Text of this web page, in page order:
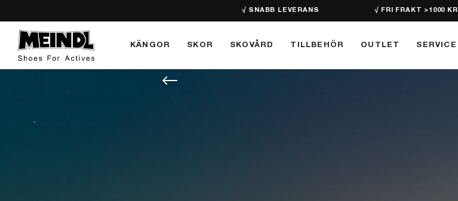
√ SNABB LEVERANS √ FRI FRAKT >1000 KR
KÄNGOR SKOR SKOVÅRD TILLBEHÖR OUTLET SERVICE